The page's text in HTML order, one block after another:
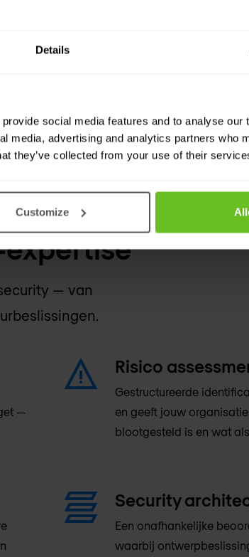
Details
social media features and to analyse our
media, advertising and analytics partners who
they’ve collected from your use of their
Customize
de
— van
—
Risico
Gestructureerde
en geeft jouw
blootgesteld is en wat
Security
Een onafhankelijke
waarbij